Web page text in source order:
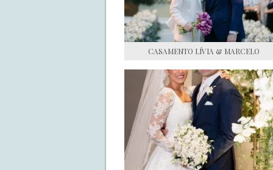
CASAMENTO LÍVIA & MARCELO